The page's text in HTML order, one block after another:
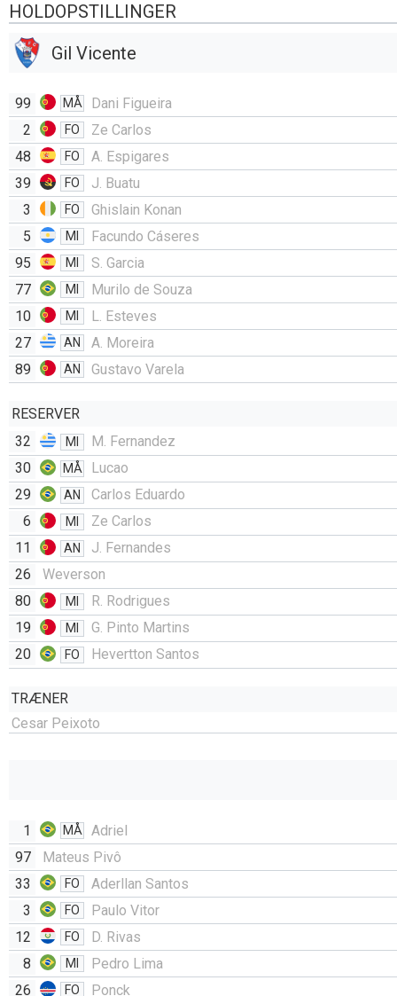
HOLDOPSTILLINGER
Gil Vicente
99 MÅ
Dani Figueira
2
FO
Ze Carlos
48
FO
A. Espigares
39
FO
J. Buatu
3
FO
Ghislain Konan
5
MI
Facundo Cáseres
95
MI
S. Garcia
77
MI
Murilo de Souza
10
MI
L. Esteves
27
AN
A. Moreira
89
AN Gustavo Varela
RESERVER
32
MI
M. Fernandez
30
MÅ
Lucao
29
AN
Carlos Eduardo
6
MI
Ze Carlos
11
AN
J. Fernandes
26
Weverson
80
MI
R. Rodrigues
19
MI
G. Pinto Martins
20
FO Hevertton Santos
TRÆNER
Cesar Peixoto
1 MÅ
Adriel
97
Mateus Pivô
33
FO
Aderllan Santos
3
FO
Paulo Vitor
12
FO
D. Rivas
8
MI
Pedro Lima
26
FO
Ponck